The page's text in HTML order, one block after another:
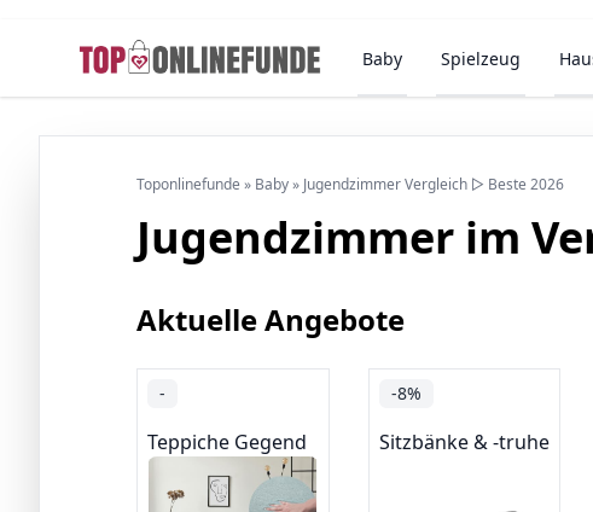
Baby Spielzeug
Toponlinefunde » Baby» Jugendzimmer Vergleich ▷ Beste 2026
Jugendzimmer im
Aktuelle Angebote
-
Teppiche Gegend
-8%
Sitzbänke & -truhen